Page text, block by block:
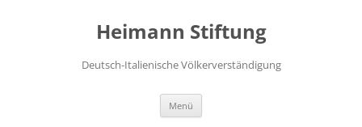
Heimann Stiftung
Deutsch-Italienische Völkerverständigung
Menü